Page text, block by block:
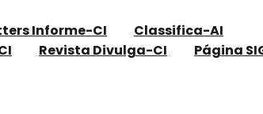
Informe-CI
Classifica-AI
Revista Divulga-CI Página